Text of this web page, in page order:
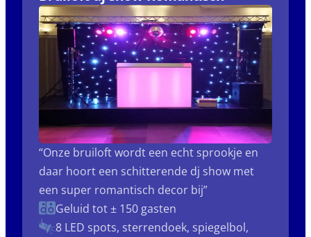
“Onze bruiloft wordt een echt sprookje en
daar hoort een schitterende dj show met
een super romantisch decor bij”
Geluid tot ± 150 gasten
8 LED spots, sterrendoek, spiegelbol,